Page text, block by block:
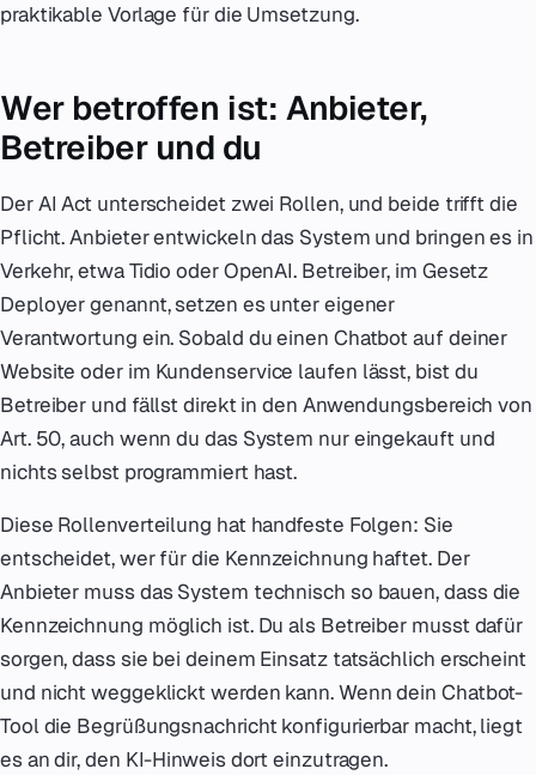
praktikable Vorlage für die Umsetzung.
Wer betroffen ist: Anbieter,
Betreiber und du
Der AI Act unterscheidet zwei Rollen, und beide trifft die
Pflicht. Anbieter entwickeln das System und bringen es in
Verkehr, etwa Tidio oder OpenAI. Betreiber, im Gesetz
Deployer genannt, setzen es unter eigener
Verantwortung ein. Sobald du einen Chatbot auf deiner
Website oder im Kundenservice laufen lässt, bist du
Betreiber und fällst direkt in den Anwendungsbereich von
Art. 50, auch wenn du das System nur eingekauft und
nichts selbst programmiert hast.
Diese Rollenverteilung hat handfeste Folgen: Sie
entscheidet, wer für die Kennzeichnung haftet. Der
Anbieter muss das System technisch so bauen, dass die
Kennzeichnung möglich ist. Du als Betreiber musst dafür
sorgen, dass sie bei deinem Einsatz tatsächlich erscheint
und nicht weggeklickt werden kann. Wenn dein Chatbot-
Tool die Begrüßungsnachricht konfigurierbar macht, liegt
es an dir, den KI-Hinweis dort einzutragen.